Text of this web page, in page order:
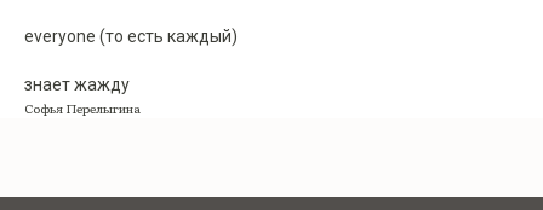
everyone (то есть каждый)
знает жажду
Софья Перелыгина